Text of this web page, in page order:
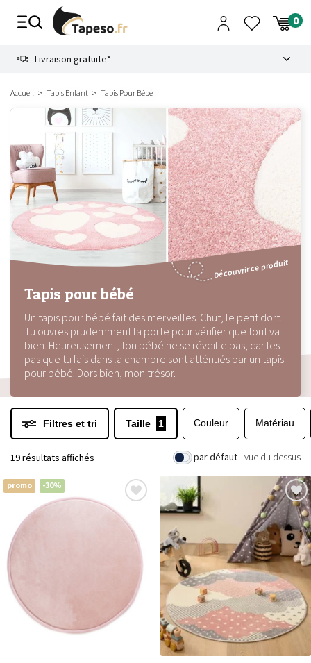
Livraison gratuite*
Accueil Tapis Enfant Tapis Pour Bébé
Tapis pour bébé
Un tapis pour bébé fait des merveilles. Chut, le petit dort.
Tu ouvres prudemment la porte pour vérifier que tout va
bien. Heureusement, ton bébé ne se réveille pas, car les
pas que tu fais dans la chambre sont atténués par un tapis
pour bébé. Dors bien, mon trésor.
Découvrir ce produit
Filtres et tri Taille 1 Couleur Matériau
par défaut vue du dessus
19 résultats affichés
promo -30%